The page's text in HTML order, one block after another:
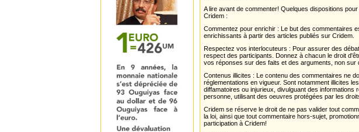
A lire avant de commenter! Quelques dispositions
Cridem :
Commentez pour enrichir : Le but des commentaires
enrichissants à partir des articles publiés sur Cridem.
Respectez vos interlocuteurs : Pour assurer des
respect des participants. Donnez à chacun le droit
vos réponses sur des faits et des arguments, non sur
Contenus illicites : Le contenu des commentaires ne
réglementations en vigueur. Sont notamment illicites
diffamatoires ou injurieux, divulguant des informations
personne, utilisant des oeuvres protégées par les
Cridem se réserve le droit de ne pas valider tout
la loi, ainsi que tout commentaire hors-sujet,
participation à Cridem!